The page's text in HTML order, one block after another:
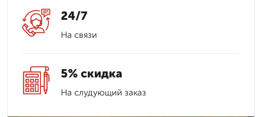
24/7
На связи
5% скидка
На слудующий заказ